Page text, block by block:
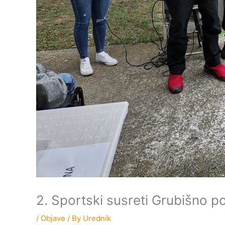
2. Sportski susreti Grubišno
/ Objave / By Urednik